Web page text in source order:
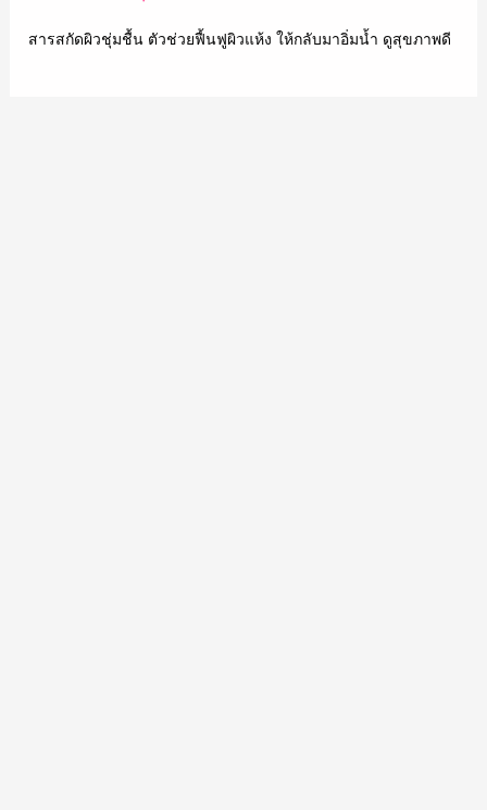
สารสกัดผิวชุ่มชื้น ตัวช่วยฟื้นฟูผิวแห้ง ให้กลับมาอิ่มน้ำ ดูสุขภาพดี